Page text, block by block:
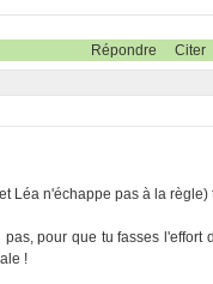
Répondre Citer
Léa n'échappe pas à la
pour que tu fasses
!